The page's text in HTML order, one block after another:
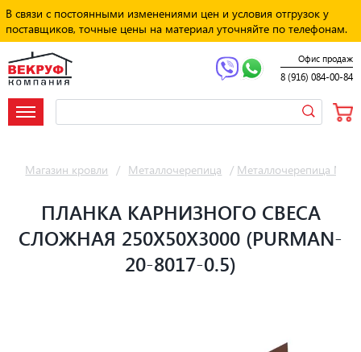
В связи с постоянными изменениями цен и условия отгрузок у
поставщиков, точные цены на материал уточняйте по телефонам.
Офис продаж
8 (916) 084-00-84
Магазин кровли / Металлочерепица / Металлочерепица
ПЛАНКА КАРНИЗНОГО СВЕСА
СЛОЖНАЯ 250Х50Х3000 (PURMAN-
20-8017-0.5)